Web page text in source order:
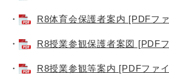
・ R8体育会保護者案内 [PDFフ
・ R8授業参観保護者案図​ [PDF
・ R8授業参観等案内​ [PDFファ